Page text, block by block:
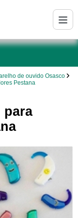
de ouvido Osasco
Pestana
para